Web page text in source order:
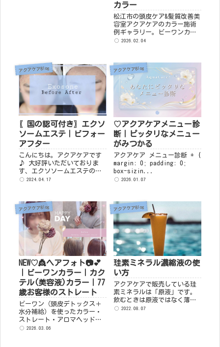
カラー
松江市の頭皮ケア&髪質改善美
容室アクアケアのカラー施術
例ギャラリー。ビーワンカラ
ー・ココカラーは水分ケアで
明感のある美しい仕上がり
に。グレイカラー（白髪染
め）もカクテルカラーで艶や
かに。パーソナルカラー診断
対応。水分は美髪の基本で
す。
2026.02.04
アクアケアBlog
〖国の認可付き〗エクソ
ソームエステ｜ビフォー
アフター
こんにちは。アクアケアです
♪ 大好評いただいておりま
す、エクソソームエステのビ
フォーアフターをご紹介いた
お肌のお悩み目的別で集中的
に ・イベン...
2024.04.17
アクアケアBlog
♡アクアケアメニュー診
断｜ピッタリなメニュー
がみつかる
アクアケア メニュー診断 * {
margin: 0; padding: 0;
box-sizin...
2026.01.07
アクアケアBlog
NEW♡👸ヘアフォト📷💕
｜ビーワンカラー｜カク
テル(美容液)カラー｜77
歳お客様のストレート
ビーワン（頭皮デトックス＋
水分補給）を使ったカラー・
ストレート・アロマヘッドス
パのヘアフォトをご紹介。白
2026.03.06
アクアケアBlog
珪素ミネラル濃縮液の使
い方
アクアケアで販売している珪
素ミネラルは「原液」です。
飲むときは原液ではなく薄め
て下さい。(100～200倍) 《飲
2022.08.07